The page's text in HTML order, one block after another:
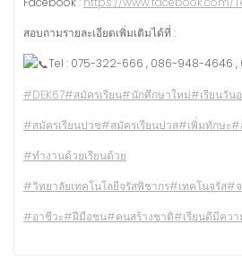
สอบถามรายละเอียดเพิ่มเติมได้ที่ :
Tel : 075-322-666 , 086-948-4646 ,
#DEK67#สมัครเรียน#นักศึกษาใหม่#เรียนวัน
#สมัครเรียนปวช#สมัครเรียนปวส#เพิ่มทักษะ#
#ทำงานด้วยเรียนด้วย
#วิทยาลัยเทคโนโลยีจรัสพิชากร#เทคโนจรัส#จ
#อาชีวะ#ฝีมือชน#คนสร้างชาติ#เรียนดีมีคว